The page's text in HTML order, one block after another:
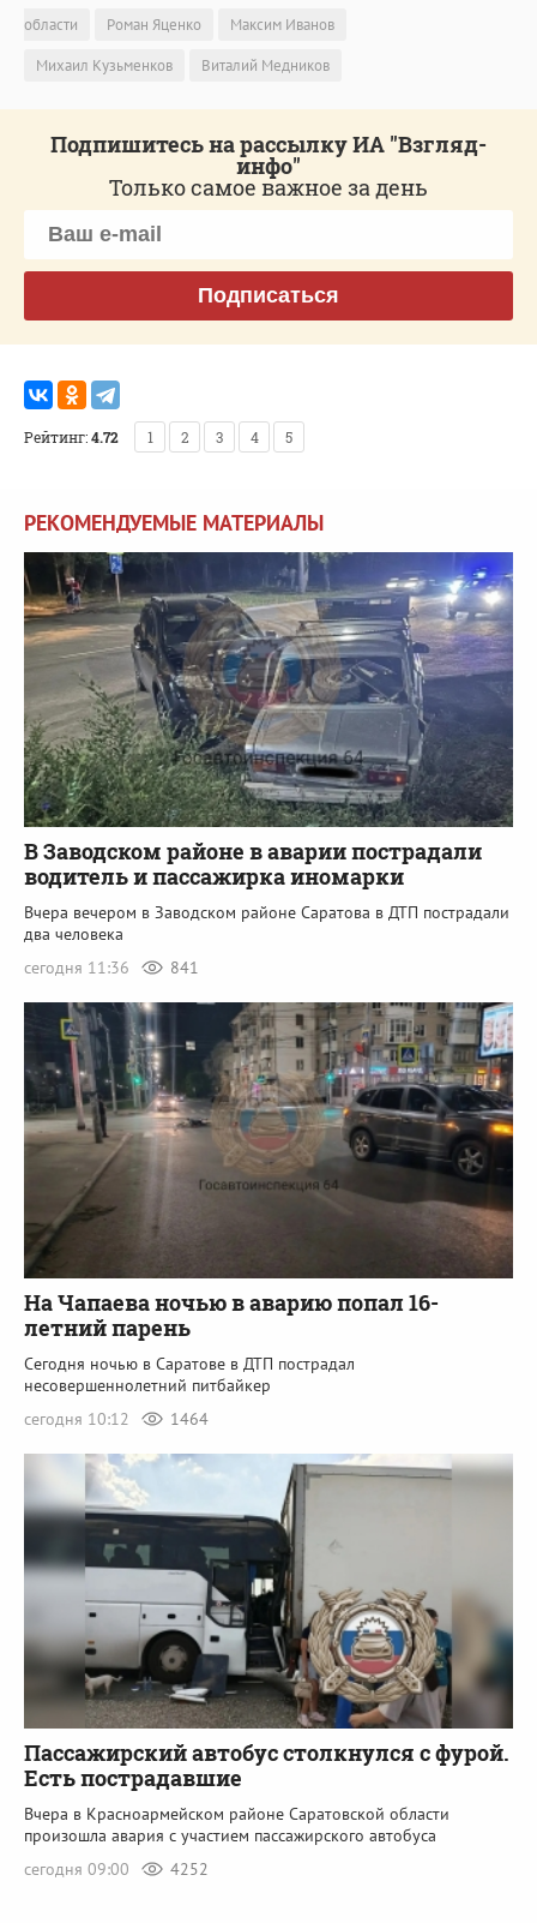
области Роман Яценко
Максим Иванов
Михаил Кузьменков
Виталий Медников
Подпишитесь на рассылку ИА "Взгляд-
инфо"
Только самое важное за день
Подписаться
Рейтинг:4.72 1 2 3 4 5
РЕКОМЕНДУЕМЫЕ МАТЕРИАЛЫ
В Заводском районе в аварии пострадали
водитель и пассажирка иномарки
Вчера вечером в Заводском районе Саратова в ДТП пострадали
два человека
сегодня 11:36
841
На Чапаева ночью в аварию попал 16-
летний парень
Сегодня ночью в Саратове в ДТП пострадал
несовершеннолетний питбайкер
сегодня 10:12
1464
Пассажирский автобус столкнулся с фурой.
Есть пострадавшие
Вчера в Красноармейском районе Саратовской области
произошла авария с участием пассажирского автобуса
сегодня 09:00
4252